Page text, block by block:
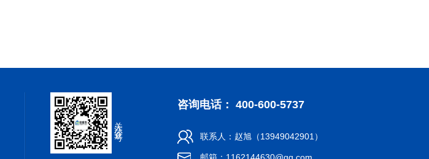
关注公众号
咨询电话： 400-600-5737
联系人：赵旭（13949042901）
邮箱：1162144630@qq.com